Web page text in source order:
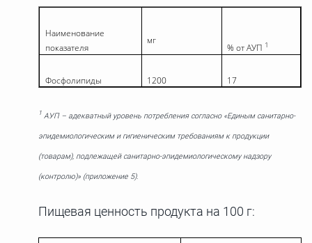
Наименование
показателя
мг
% от АУП 1
Фосфолипиды 1200 17
1 АУП – адекватный уровень потребления согласно «Единым санитарно-
эпидемиологическим и гигиеническим требованиям к продукции
(товарам), подлежащей санитарно-эпидемиологическому надзору
(контролю)» (приложение 5).
Пищевая ценность продукта на 100 г: